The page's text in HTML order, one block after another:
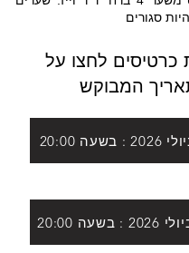
סגורים
כרטיסים לחצו על
המבוקש